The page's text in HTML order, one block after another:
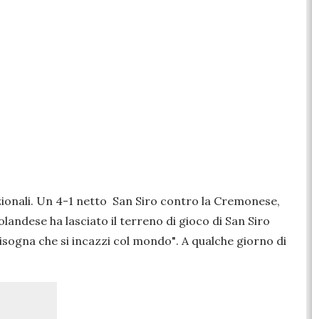
Un 4-1 netto San Siro contro la Cremonese,
ha lasciato il terreno di gioco di San Siro
che si incazzi col mondo". A qualche giorno di